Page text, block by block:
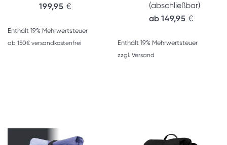
199,95 €
Enthält 19% Mehrwertsteuer
ab 150€ versandkostenfrei
(abschließbar)
ab 149,95 €
Enthält 19% Mehrwertsteuer
zzgl. Versand